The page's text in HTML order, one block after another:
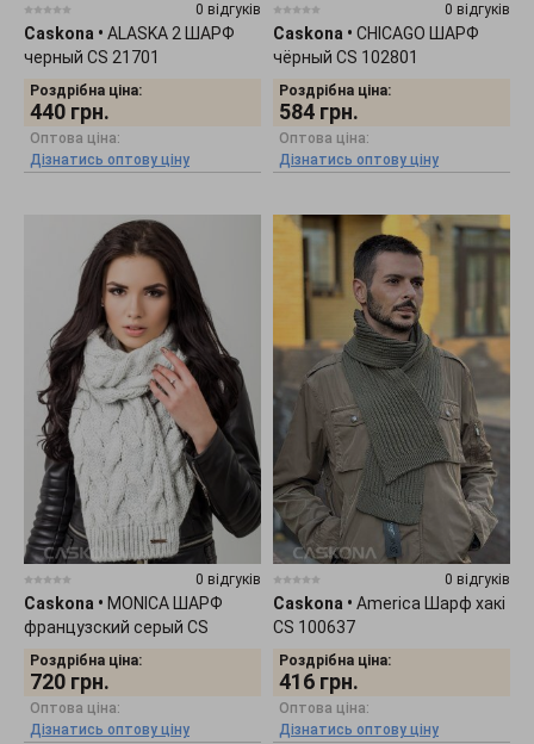
0 відгуків
Caskona • ALASKA 2 ШАРФ
черный CS 21701
Роздрібна ціна:
440 грн.
Оптова ціна:
Дізнатись оптову ціну
0 відгуків
Caskona • CHICAGO ШАРФ
чёрный CS 102801
Роздрібна ціна:
584 грн.
Оптова ціна:
Дізнатись оптову ціну
0 відгуків
Caskona • MONICA ШАРФ
французский серый CS
103120
Роздрібна ціна:
720 грн.
Оптова ціна:
Дізнатись оптову ціну
0 відгуків
Caskona • America Шарф хакі
CS 100637
Роздрібна ціна:
416 грн.
Оптова ціна:
Дізнатись оптову ціну